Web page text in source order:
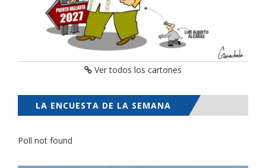
Ver todos los cartones
LA ENCUESTA DE LA SEMANA
Poll not found